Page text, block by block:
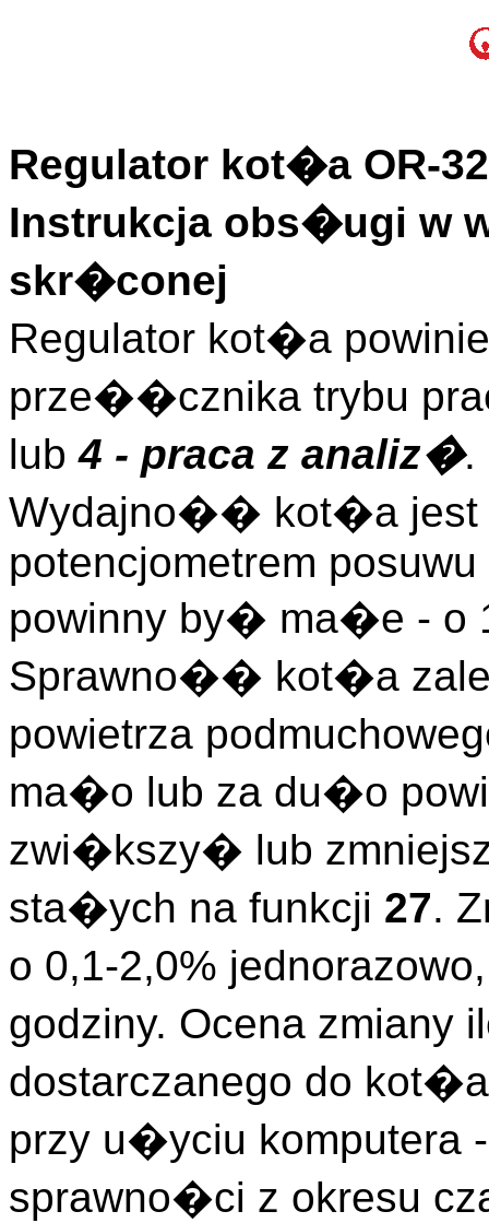
Regulator kot�a OR-
Instrukcja obs�ugi w
skr�conej
Regulator kot�a
prze��cznika trybu
lub4 - praca z analiz�.
Wydajno�� kot�a jest
potencjometrem
powinny by� ma�e - o
Sprawno�� kot�a
powietrza
ma�o lub za du�o
zwi�kszy� lub
sta�ych na funkcji 27.
o 0,1-2,0%
godziny. Ocena zmiany
dostarczanego do
przy u�yciu
sprawno�ci z okresu